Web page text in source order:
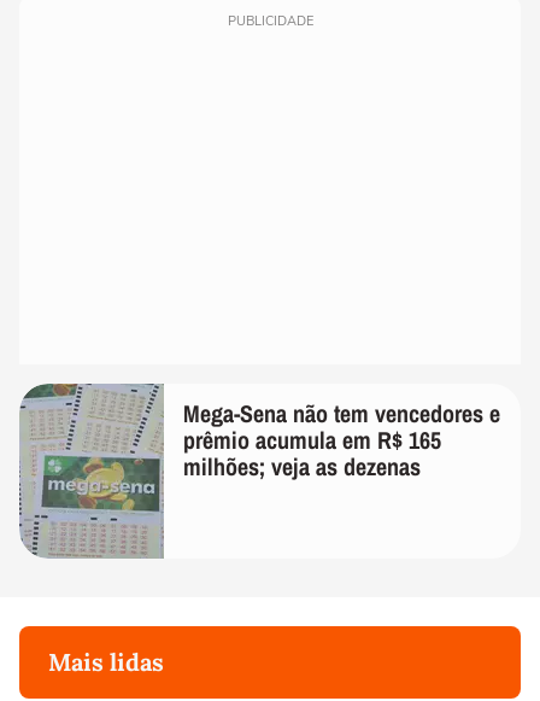
PUBLICIDADE
Mega-Sena não tem vencedores e
prêmio acumula em R$ 165
milhões; veja as dezenas
Mais lidas